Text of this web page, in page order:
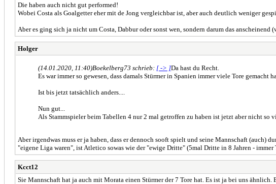
Die haben auch nicht gut performed!
Wobei Costa als Goalgetter eher mit de Jong vergleichbar ist, aber auch deutlich weniger
Aber es ging sich ja nicht um Costa, Dabbur oder sonst wen, sondern darum das
Holger
(14.01.2020, 11:40)Boekelberg73 schrieb: [ -> ]Da hast du Recht.
Es war immer so gewesen, dass damals Stürmer in Spanien immer viele Tore gemacht
Ist bis jetzt tatsächlich anders....
Nun gut...
Als Stammspieler beim Tabellen 4 nur 2 mal getroffen zu haben ist jetzt aber nicht so
Aber irgendwas muss er ja haben, dass er dennoch sooft spielt und seine Mannschaft (auch)
"eigene Liga waren", ist Atletico sowas wie der "ewige Dritte" (5mal Dritte in 8 Jahren - immer
Kcct12
Sie Mannschaft hat ja auch mit Morata einen Stürmer der 7 Tore hat. Es ist ja bei uns ähnlich.